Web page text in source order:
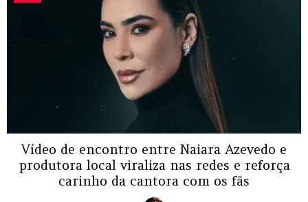
Vídeo de encontro entre Naiara Azevedo e
produtora local viraliza nas redes e reforça
carinho da cantora com os fãs